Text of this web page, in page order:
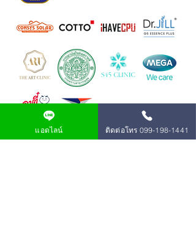
แอดไลน์ ติดต่อโทร 099-198-1441